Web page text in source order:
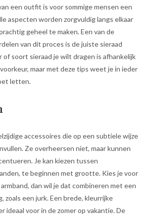
een outfit is voor sommige mensen een
aspecten worden zorgvuldig langs elkaar
geheel te maken. Een van de
van dit proces is de juiste sieraad
of soort sieraad je wilt dragen is afhankelijk
maar met deze tips weet je in ieder
letten.
accessoires die op een subtiele wijze
Ze overheersen niet, maar kunnen
Je kan kiezen tussen
te beginnen met grootte. Kies je voor
dan wil je dat combineren met een
zoals een jurk. Een brede, kleurrijke
ideaal voor in de zomer op vakantie. De